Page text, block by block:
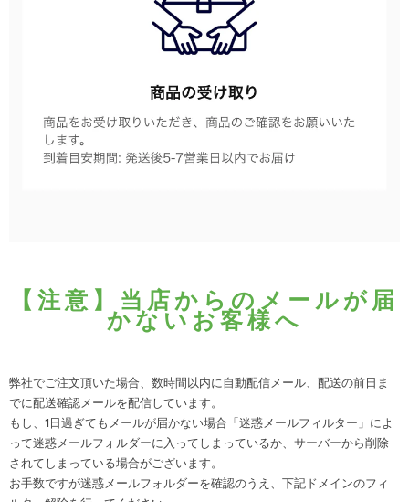
【注意】当店からのメールが届
かないお客様へ
弊社でご注文頂いた場合、数時間以内に自動配信メール、配送の前日ま
でに配送確認メールを配信しています。
もし、1日過ぎてもメールが届かない場合「迷惑メールフィルター」によ
って迷惑メールフォルダーに入ってしまっているか、サーバーから削除
されてしまっている場合がございます。
お手数ですが迷惑メールフォルダーを確認のうえ、下記ドメインのフィ